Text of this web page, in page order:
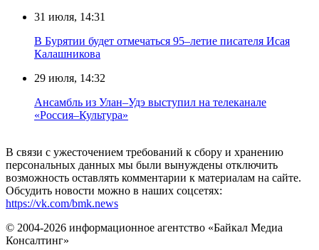
31 июля, 14:31
В Бурятии будет отмечаться 95–летие писателя Исая
Калашникова
29 июля, 14:32
Ансамбль из Улан–Удэ выступил на телеканале
«Россия–Культура»
В связи с ужесточением требований к сбору и хранению
персональных данных мы были вынуждены отключить
возможность оставлять комментарии к материалам на сайте.
Обсудить новости можно в наших соцсетях:
https://vk.com/bmk.news
© 2004-2026 информационное агентство «Байкал Медиа
Консалтинг»